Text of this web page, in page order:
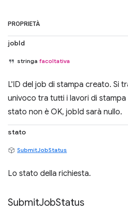
PROPRIETÀ
jobId
stringa facoltativa
L'ID del job di stampa creato. Si
univoco tra tutti i lavori di stampa
stato non è OK, jobId sarà nullo.
stato
SubmitJobStatus
Lo stato della richiesta.
SubmitJobStatus